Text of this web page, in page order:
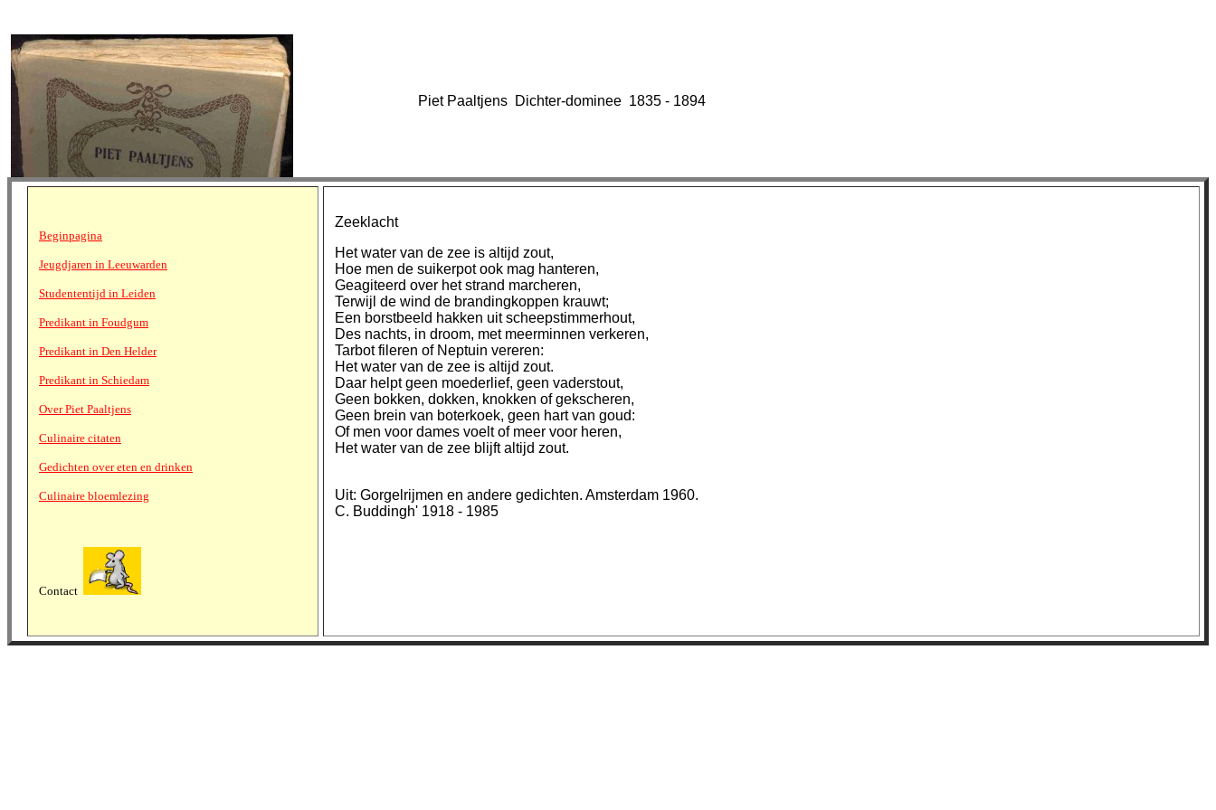
Piet Paaltjens Dichter-dominee 1835 - 1894
Beginpagina
Jeugdjaren in Leeuwarden
Studententijd in Leiden
Predikant in Foudgum
Predikant in Den Helder
Predikant in Schiedam
Over Piet Paaltjens
Culinaire citaten
Gedichten over eten en drinken
Culinaire bloemlezing
Contact
Zeeklacht
Het water van de zee is altijd zout,
Hoe men de suikerpot ook mag hanteren,
Geagiteerd over het strand marcheren,
Terwijl de wind de brandingkoppen krauwt;
Een borstbeeld hakken uit scheepstimmerhout,
Des nachts, in droom, met meerminnen verkeren,
Tarbot fileren of Neptuin vereren:
Het water van de zee is altijd zout.
Daar helpt geen moederlief, geen vaderstout,
Geen bokken, dokken, knokken of gekscheren,
Geen brein van boterkoek, geen hart van goud:
Of men voor dames voelt of meer voor heren,
Het water van de zee blijft altijd zout.
Uit: Gorgelrijmen en andere gedichten. Amsterdam 1960.
C. Buddingh' 1918 - 1985